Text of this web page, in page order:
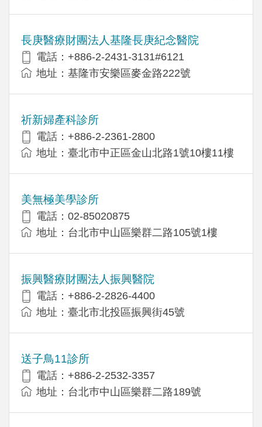
長庚醫療財團法人基隆長庚紀念醫院
電話：+886-2-2431-3131#6121
地址：基隆市安樂區麥金路222號
祈新婦產科診所
電話：+886-2-2361-2800
地址：臺北市中正區金山北路1號10樓11樓
美無極美學診所
電話：02-85020875
地址：台北市中山區樂群二路105號1樓
振興醫療財團法人振興醫院
電話：+886-2-2826-4400
地址：臺北市北投區振興街45號
送子鳥11診所
電話：+886-2-2532-3357
地址：台北巿中山區樂群二路189號